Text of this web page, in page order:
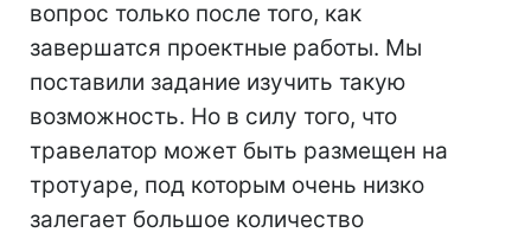
вопрос только после того, как
завершатся проектные работы. Мы
поставили задание изучить такую
возможность. Но в силу того, что
травелатор может быть размещен на
тротуаре, под которым очень низко
залегает большое количество